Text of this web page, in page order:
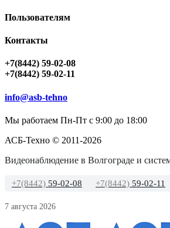
Пользователям
Контакты
+7(8442) 59-02-08
+7(8442) 59-02-11
info@asb-tehno
Мы работаем Пн-Пт с 9:00 до 18:00
АСБ-Техно © 2011-2026
Видеонаблюдение в Волгограде и
+7(8442) 59-02-08 +7(8442) 59-02-11
7 августа 2026